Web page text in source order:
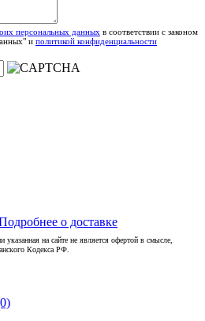
персональных данных в соответствии с законом
и политикой конфиденциальности
о доставке
на сайте не является офертой в смысле,
Кодекса РФ.